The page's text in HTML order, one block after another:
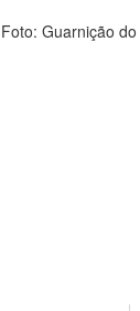
Foto: Guarnição do